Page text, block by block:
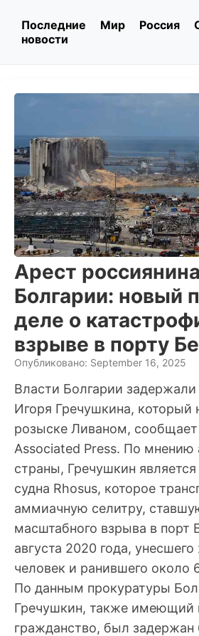
Последние
новости
Мир Россия
Арест
Болгарии: новый
деле о
взрыве в порту
Опубликовано: September 16, 2025
Власти Болгарии задержали
Игоря Гречушкина, который
розыске Ливаном, сообщает
Associated Press. По мнению
страны, Гречушкин
судна Rhosus, которое
аммиачную селитру,
масштабного взрыва в порт
августа 2020 года,
человек и ранившего около
По данным прокуратуры
Гречушкин, также имеющий
гражданство, был